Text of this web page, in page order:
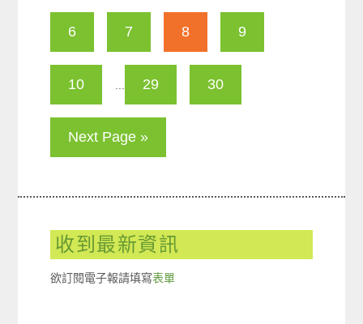
6 7 8 9
10 29 30
Next Page »
收到最新資訊
欲訂閱電子報請填寫表單